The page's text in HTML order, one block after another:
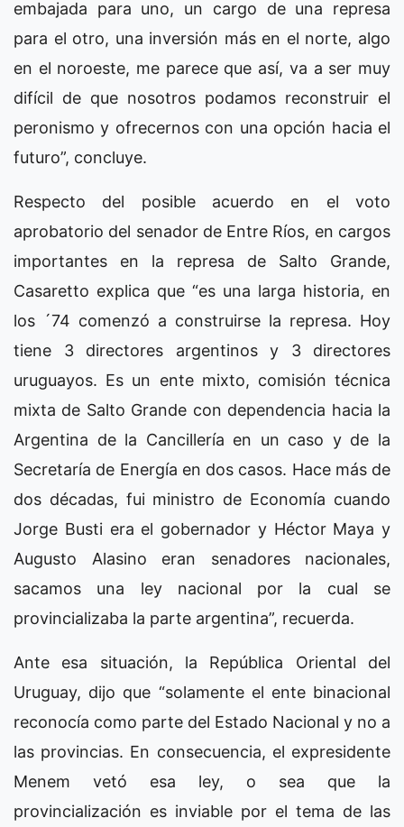
embajada para uno, un cargo de una represa
para el otro, una inversión más en el norte, algo
en el noroeste, me parece que así, va a ser muy
difícil de que nosotros podamos reconstruir el
peronismo y ofrecernos con una opción hacia el
futuro”, concluye.
Respecto del posible acuerdo en el voto
aprobatorio del senador de Entre Ríos, en cargos
importantes en la represa de Salto Grande,
Casaretto explica que “es una larga historia, en
los ´74 comenzó a construirse la represa. Hoy
tiene 3 directores argentinos y 3 directores
uruguayos. Es un ente mixto, comisión técnica
mixta de Salto Grande con dependencia hacia la
Argentina de la Cancillería en un caso y de la
Secretaría de Energía en dos casos. Hace más de
dos décadas, fui ministro de Economía cuando
Jorge Busti era el gobernador y Héctor Maya y
Augusto Alasino eran senadores nacionales,
sacamos una ley nacional por la cual se
provincializaba la parte argentina”, recuerda.
Ante esa situación, la República Oriental del
Uruguay, dijo que “solamente el ente binacional
reconocía como parte del Estado Nacional y no a
las provincias. En consecuencia, el expresidente
Menem vetó esa ley, o sea que la
provincialización es inviable por el tema de las